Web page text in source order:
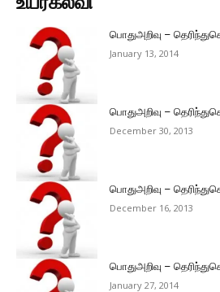
பொதுஅறிவு –
January 13, 2014
பொதுஅறிவு –
December 30, 2013
பொதுஅறிவு –
December 16, 2013
பொதுஅறிவு –
January 27, 2014